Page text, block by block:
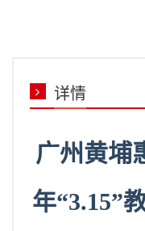
详情
广州黄埔
年“3.15”